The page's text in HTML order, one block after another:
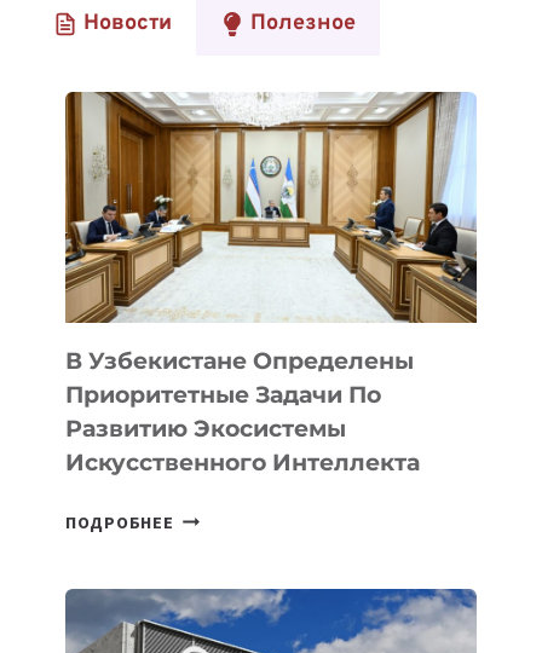
Новости Полезное
В Узбекистане Определены
Приоритетные Задачи По
Развитию Экосистемы
Искусственного Интеллекта
ПОДРОБНЕЕ В
ПРИОРИТЕТНЫЕ
ЗАДАЧИ